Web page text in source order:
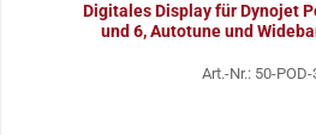
Digitales Display für Dynojet
und 6, Autotune und
Art.-Nr.: 50-